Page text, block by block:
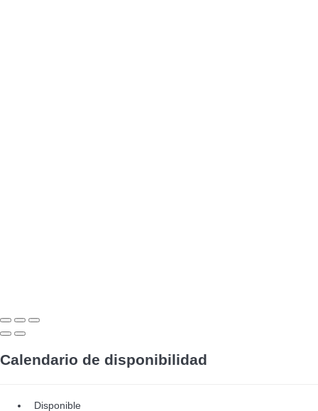
Calendario de disponibilidad
Disponible